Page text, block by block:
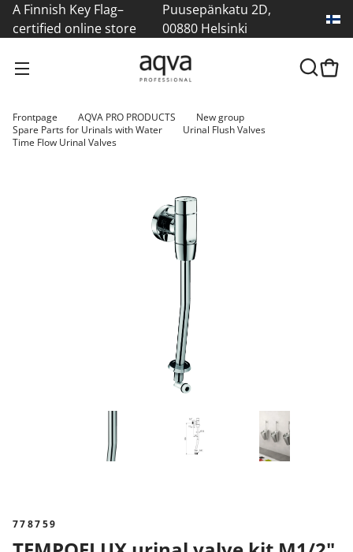
A Finnish Key Flag–
certified online store
Puusepänkatu 2D,
00880 Helsinki
Frontpage AQVA PRO PRODUCTS
New group
Spare Parts for Urinals with Water
Urinal Flush Valves
Time Flow Urinal Valves
778759